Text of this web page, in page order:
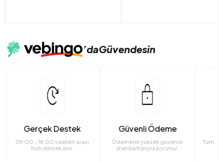
’daGüvendesin
Gerçek Destek
09:00 - 18:00 saatleri arası
hızlı destek alın.
Güvenli Ödeme
Ödemeler yüksek güvenlik
standartlarıyla korunur.
Tüm